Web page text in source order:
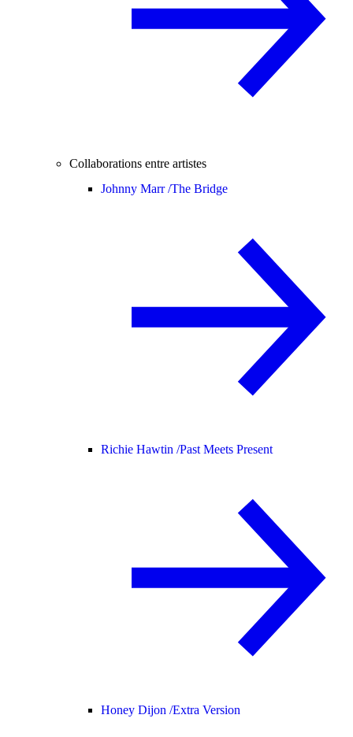
Collaborations entre artistes
Johnny Marr /The Bridge
Richie Hawtin /Past Meets Present
Honey Dijon /Extra Version